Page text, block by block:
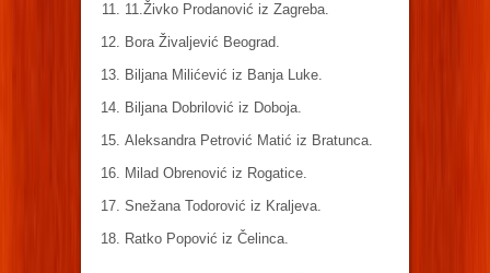
11.Živko Prodanović iz Zagreba.
Bora Živaljević Beograd.
Biljana Milićević iz Banja Luke.
Biljana Dobrilović iz Doboja.
Aleksandra Petrović Matić iz Bratunca.
Milad Obrenović iz Rogatice.
Snežana Todorović iz Kraljeva.
Ratko Popović iz Čelinca.